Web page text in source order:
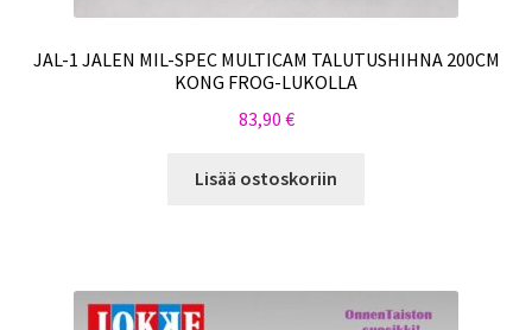
JAL-1 JALEN MIL-SPEC MULTICAM TALUTUSHIHNA 200CM
KONG FROG-LUKOLLA
83,90 €
Lisää ostoskoriin